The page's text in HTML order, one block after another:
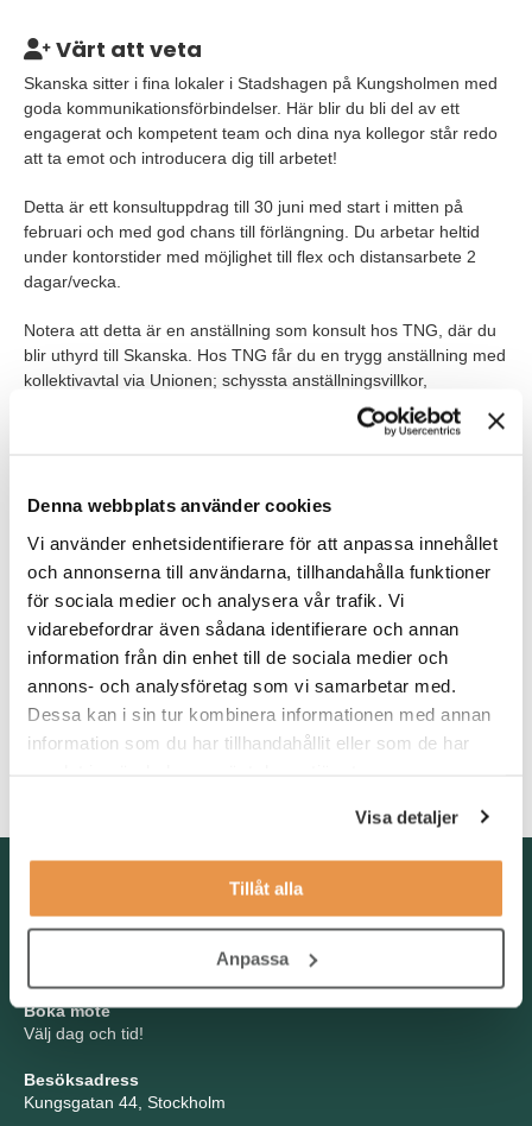
Denna webbplats använder cookies
Vi använder enhetsidentifierare för att anpassa innehållet
och annonserna till användarna, tillhandahålla funktioner
för sociala medier och analysera vår trafik. Vi
vidarebefordrar även sådana identifierare och annan
information från din enhet till de sociala medier och
annons- och analysföretag som vi samarbetar med.
Dessa kan i sin tur kombinera informationen med annan
information som du har tillhandahållit eller som de har
Visa detaljer
Tillåt alla
Anpassa
Värt att veta
Skanska sitter i fina lokaler i Stadshagen på Kungsholmen med
goda kommunikationsförbindelser. Här blir du bli del av ett
engagerat och kompetent team och dina nya kollegor står redo
att ta emot och introducera dig till arbetet!
Detta är ett konsultuppdrag till 30 juni med start i mitten på
februari och med god chans till förlängning. Du arbetar heltid
under kontorstider med möjlighet till flex och distansarbete 2
dagar/vecka.
Notera att detta är en anställning som konsult hos TNG, där du
blir uthyrd till Skanska. Hos TNG får du en trygg anställning med
kollektivavtal via Unionen; schyssta anställningsvillkor,
försäkringar, tjänstepension och semester. Liksom
Våra förväntningar
annan utbildning inom lön. Vi ser även att du har viss erfarenhet
av att praktiskt ha arbetat med HR- och/eller lönearbete. Vidare
är du trygg i dig själv, nyfiken och lösningsorienterad. Du
behärskar svenska flytande i både tal och skrift.
Som person är du noggrann, strukturerad och initiativtagande.
Du drivs av att leverera service på en hög nivå och tar fullt
ägandeskap för dina arbetsuppgifter. Givetvis är du också
kommunikativ och älskar att ha med människor att göra - det
TNG Group AB
Boka möte
Välj dag och tid!
Besöksadress
Kungsgatan 44, Stockholm